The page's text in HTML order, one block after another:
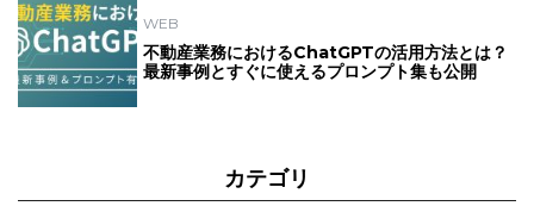
WEB
不動産業務におけるChatGPTの活用方法とは？
最新事例とすぐに使えるプロンプト集も公開
カテゴリ